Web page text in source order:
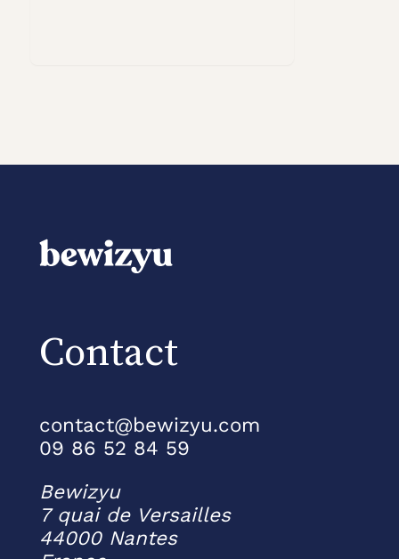
Contact
contact@bewizyu.com
09 86 52 84 59
Bewizyu
7 quai de Versailles
44000 Nantes